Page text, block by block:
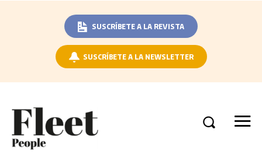
SUSCRÍBETE A LA REVISTA
SUSCRÍBETE A LA NEWSLETTER